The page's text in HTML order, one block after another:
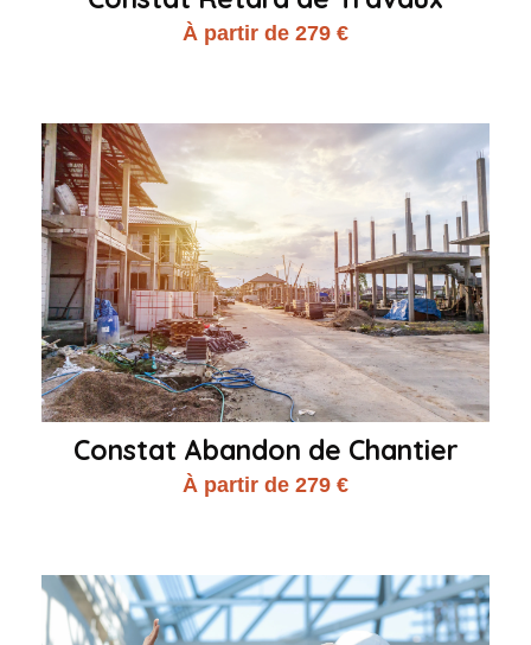
À partir de 279 €
Constat Abandon de Chantier
À partir de 279 €